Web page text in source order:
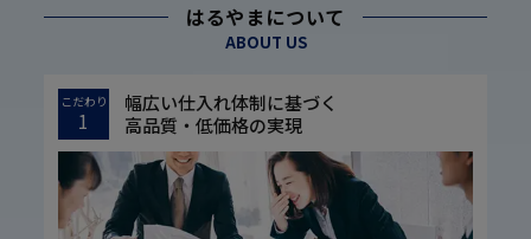
はるやまについて
ABOUT US
こだわり
1
幅広い仕入れ体制に基づく
高品質・低価格の実現